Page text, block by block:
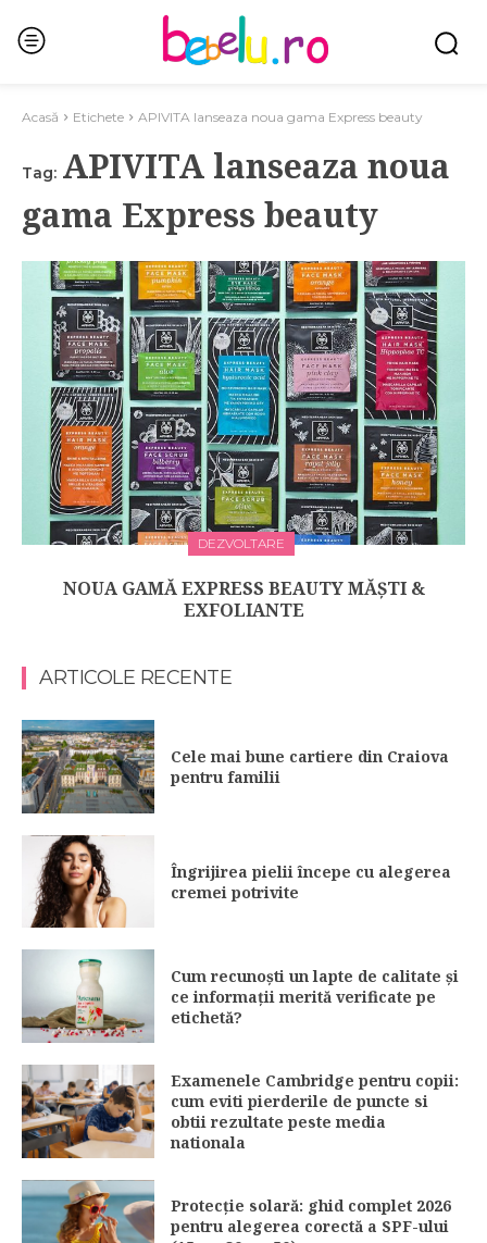
Acasă Etichete APIVITA lanseaza noua gama Express beauty
Tag: APIVITA lanseaza noua
gama Express beauty
DEZVOLTARE
NOUA GAMĂ EXPRESS BEAUTY MĂȘTI &
EXFOLIANTE
ARTICOLE RECENTE
Cele mai bune cartiere din Craiova
pentru familii
Îngrijirea pielii începe cu alegerea
cremei potrivite
Cum recunoști un lapte de calitate și
ce informații merită verificate pe
etichetă?
Examenele Cambridge pentru copii:
cum eviti pierderile de puncte si
obtii rezultate peste media
nationala
Protecție solară: ghid complet 2026
pentru alegerea corectă a SPF-ului